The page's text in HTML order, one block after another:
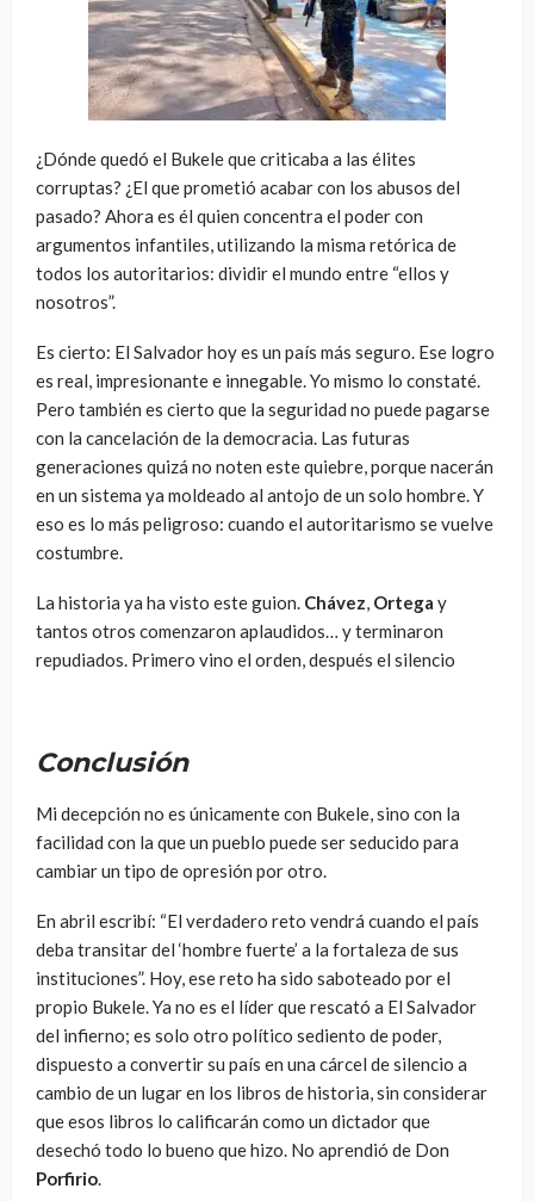
¿Dónde quedó el Bukele que criticaba a las élites
corruptas? ¿El que prometió acabar con los abusos del
pasado? Ahora es él quien concentra el poder con
argumentos infantiles, utilizando la misma retórica de
todos los autoritarios: dividir el mundo entre “ellos y
nosotros”.
Es cierto: El Salvador hoy es un país más seguro. Ese logro
es real, impresionante e innegable. Yo mismo lo constaté.
Pero también es cierto que la seguridad no puede pagarse
con la cancelación de la democracia. Las futuras
generaciones quizá no noten este quiebre, porque nacerán
en un sistema ya moldeado al antojo de un solo hombre. Y
eso es lo más peligroso: cuando el autoritarismo se vuelve
costumbre.
La historia ya ha visto este guion. Chávez, Ortega y
tantos otros comenzaron aplaudidos… y terminaron
repudiados. Primero vino el orden, después el silencio
Conclusión
Mi decepción no es únicamente con Bukele, sino con la
facilidad con la que un pueblo puede ser seducido para
cambiar un tipo de opresión por otro.
En abril escribí: “El verdadero reto vendrá cuando el país
deba transitar del ‘hombre fuerte’ a la fortaleza de sus
instituciones”. Hoy, ese reto ha sido saboteado por el
propio Bukele. Ya no es el líder que rescató a El Salvador
del infierno; es solo otro político sediento de poder,
dispuesto a convertir su país en una cárcel de silencio a
cambio de un lugar en los libros de historia, sin considerar
que esos libros lo calificarán como un dictador que
desechó todo lo bueno que hizo. No aprendió de Don
Porfirio.